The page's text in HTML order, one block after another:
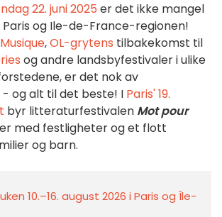
22. juni 2025 er det ikke mangel
Paris og Ile-de-France-regionen!
,OL-grytens tilbakekomst til
og andre landsbyfestivaler i ulike
er det nok av
og alt til det beste! I Paris' 19.
byr litteraturfestivalen Mot pour
med festligheter og et flott
og barn.
10.–16. august 2026 i Paris og Île-